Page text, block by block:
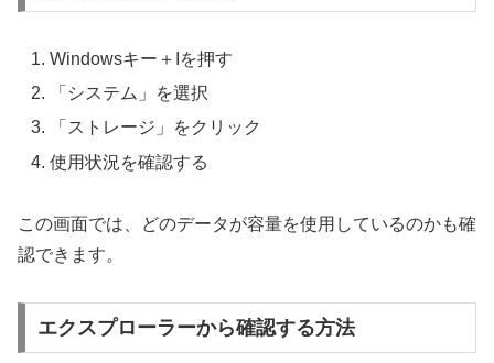
Windowsキー＋Iを押す
「システム」を選択
「ストレージ」をクリック
使用状況を確認する
この画面では、どのデータが容量を使用しているのかも確
認できます。
エクスプローラーから確認する方法